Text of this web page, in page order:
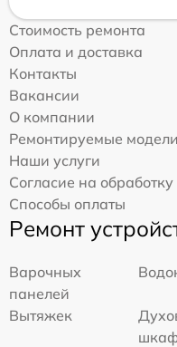
Стоимость ремонта
Оплата и доставка
Контакты
Вакансии
О компании
Ремонтируемые модели
Наши услуги
Согласие на
Способы оплаты
Ремонт
Варочных
панелей
Вытяжек